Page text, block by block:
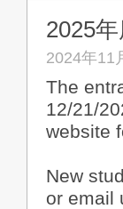
2025
2024年11
The
12/21/
website
New
or email